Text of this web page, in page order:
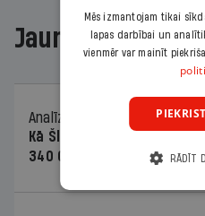
Jaunākajā
Analīze
Kā Šlesera partija palika
340 000 vērtu reklāmas
Mēs izmantojam tikai
lapas darbībai un
vienmēr var mainīt
RĀDĪT